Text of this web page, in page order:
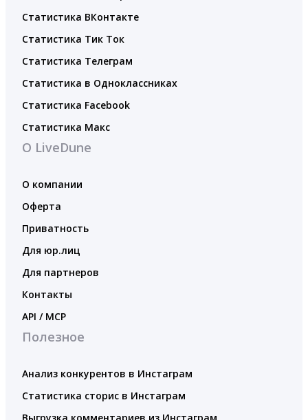
Статистика ВКонтакте
Статистика Тик Ток
Статистика Телеграм
Статистика в Одноклассниках
Статистика Facebook
Статистика Макс
О LiveDune
О компании
Оферта
Приватность
Для юр.лиц
Для партнеров
Контакты
API / MCP
Полезное
Анализ конкурентов в Инстаграм
Статистика сторис в Инстаграм